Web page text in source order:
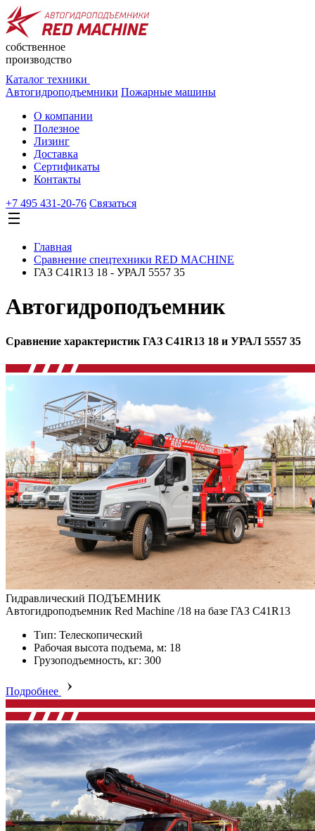
собственное
производство
Каталог техники
Автогидроподъемники Пожарные машины
О компании
Полезное
Лизинг
Доставка
Сертификаты
Контакты
+7 495 431-20-76 Cвязаться
Главная
Сравнение спецтехники RED MACHINE
ГАЗ C41R13 18 - УРАЛ 5557 35
Автогидроподъемник
Сравнение характеристик ГАЗ C41R13 18 и УРАЛ 5557 35
Гидравлический ПОДЪЕМНИК
Автогидроподъемник Red Machine /18 на базе ГАЗ C41R13
Тип: Телескопический
Рабочая высота подъема, м: 18
Грузоподъемность, кг: 300
Подробнее